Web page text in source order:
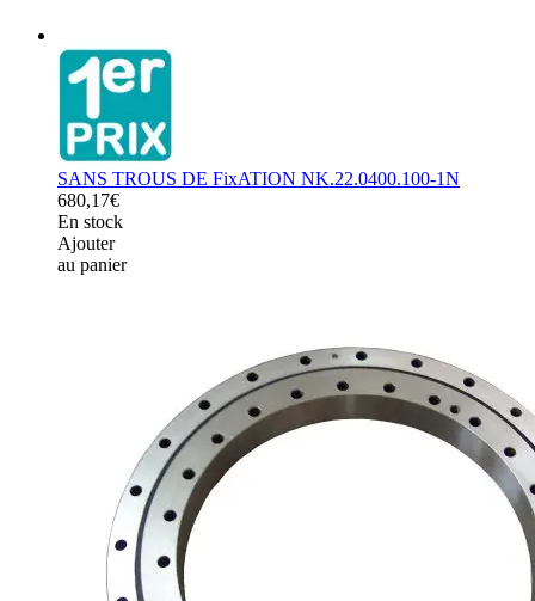
SANS TROUS DE FixATION NK.22.0400.100-1N
680,17€
En stock
Ajouter
au panier